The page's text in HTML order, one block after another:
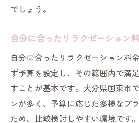
でしょう。
自分に合ったリラクゼーション
自分に合ったリラクゼーション料
ず予算を設定し、その範囲内で満
すことが基本です。大分県国東市
ンが多く、予算に応じた多様なプ
ため、比較検討しやすい環境です。